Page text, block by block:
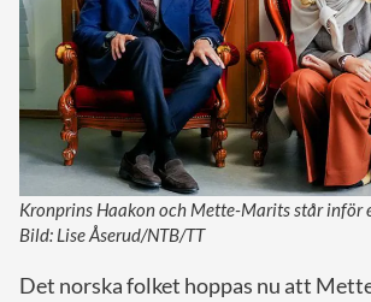
Kronprins Haakon och Mette-Marits står inför
Bild: Lise Åserud/NTB/TT
Det norska folket hoppas nu att